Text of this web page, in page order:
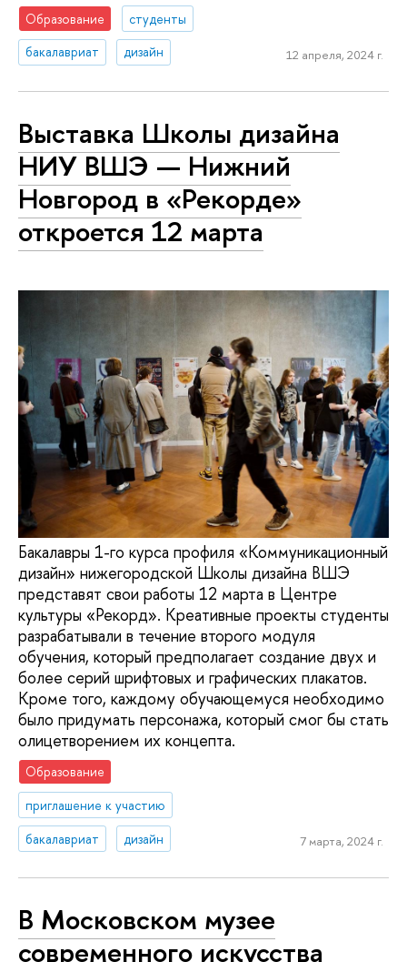
Образование
студенты
бакалавриат
дизайн 12 апреля, 2024 г.
Выставка Школы дизайна
НИУ ВШЭ — Нижний
Новгород в «Рекорде»
откроется 12 марта
Бакалавры 1-го курса профиля «Коммуникационный
дизайн» нижегородской Школы дизайна ВШЭ
представят свои работы 12 марта в Центре
культуры «Рекорд». Креативные проекты студенты
разрабатывали в течение второго модуля
обучения, который предполагает создание двух и
более серий шрифтовых и графических плакатов.
Кроме того, каждому обучающемуся необходимо
было придумать персонажа, который смог бы стать
олицетворением их концепта.
Образование
приглашение к участию
бакалавриат
дизайн 7 марта, 2024 г.
В Московском музее
современного искусства